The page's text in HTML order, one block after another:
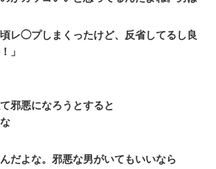
頃レ◯プしまくったけど、反省してるし良
」
邪悪になろうとすると
だよな。邪悪な男がいてもいいなら